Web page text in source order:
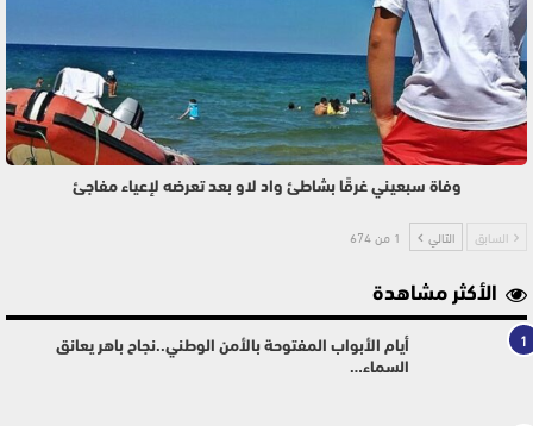
وفاة سبعيني غرقًا بشاطئ واد لاو بعد تعرضه لإعياء مفاجئ
السابق التالي 1 من 674
الأكثر مشاهدة
1
أيام الأبواب المفتوحة بالأمن الوطني..نجاح باهر يعانق
السماء…